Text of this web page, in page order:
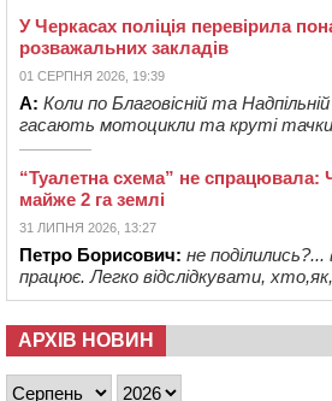
У Черкасах поліція перевірила
розважальних закладів
01 СЕРПНЯ 2026, 19:39
А: Коли по Благовісній та
гасають мотоцикли та круті
“Туалетна схема” не спрацювала:
майже 2 га землі
31 ЛИПНЯ 2026, 13:27
Петро Борисович: не
працює. Легко відслідкувати,
АРХІВ НОВИН